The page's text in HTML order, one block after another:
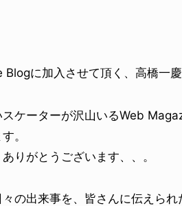
に加入させて頂く、高橋一慶
ケーターが沢山いるWeb
。
りがとうございます、、。
の出来事を、皆さんに伝えられ